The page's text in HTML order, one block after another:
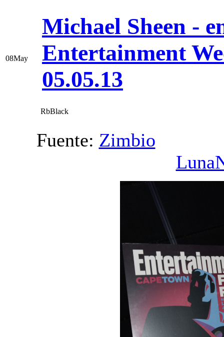
08May
Michael Sheen -
Entertainment
05.05.13
RbBlack
Fuente: Zimbio